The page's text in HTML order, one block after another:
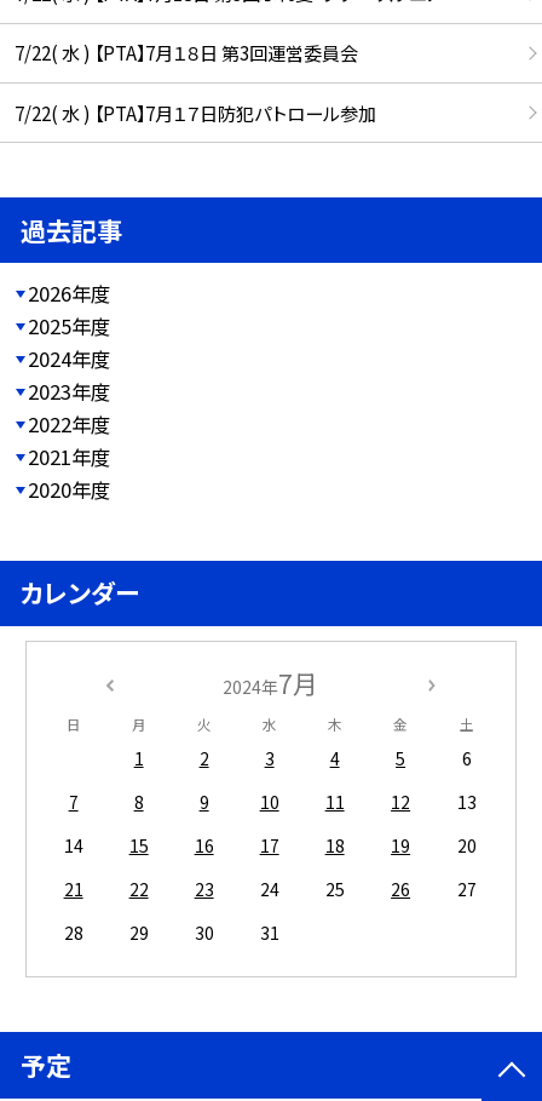
7/22( 水 ) 【PTA】7月１８日 第3回運営委員会
7/22( 水 ) 【PTA】7月１７日防犯パトロール参加
過去記事
2026年度
2025年度
2024年度
2023年度
2022年度
2021年度
2020年度
カレンダー
2024年7月
日 月 火 水 木 金 土
1 2 3 4 5
6
7
8 9 10 11 12
13
14
15 16 17 18 19
20
21
22 23 24 25 26
27
28
29 30 31
予定